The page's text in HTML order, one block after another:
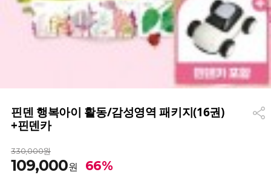
핀덴 행복아이 활동/감성영역 패키지(16권)
+핀덴카
330,000원
109,000원 66%